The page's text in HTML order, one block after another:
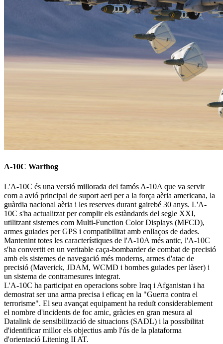
A-10C Warthog
L'A-10C és una versió millorada del famós A-10A que va servir
com a avió principal de suport aeri per a la força aèria americana, la
guàrdia nacional aèria i les reserves durant gairebé 30 anys. L'A-
10C s'ha actualitzat per complir els estàndards del segle XXI,
utilitzant sistemes com Multi-Function Color Displays (MFCD),
armes guiades per GPS i compatibilitat amb enllaços de dades.
Mantenint totes les característiques de l'A-10A més antic, l'A-10C
s'ha convertit en un veritable caça-bombarder de combat de precisió
amb els sistemes de navegació més moderns, armes d'atac de
precisió (Maverick, JDAM, WCMD i bombes guiades per làser) i
un sistema de contramesures integrat.
L'A-10C ha participat en operacions sobre Iraq i Afganistan i ha
demostrat ser una arma precisa i eficaç en la "Guerra contra el
terrorisme". El seu avançat equipament ha reduït considerablement
el nombre d'incidents de foc amic, gràcies en gran mesura al
Datalink de sensibilització de situacions (SADL) i la possibilitat
d'identificar millor els objectius amb l'ús de la plataforma
d'orientació Litening II AT.